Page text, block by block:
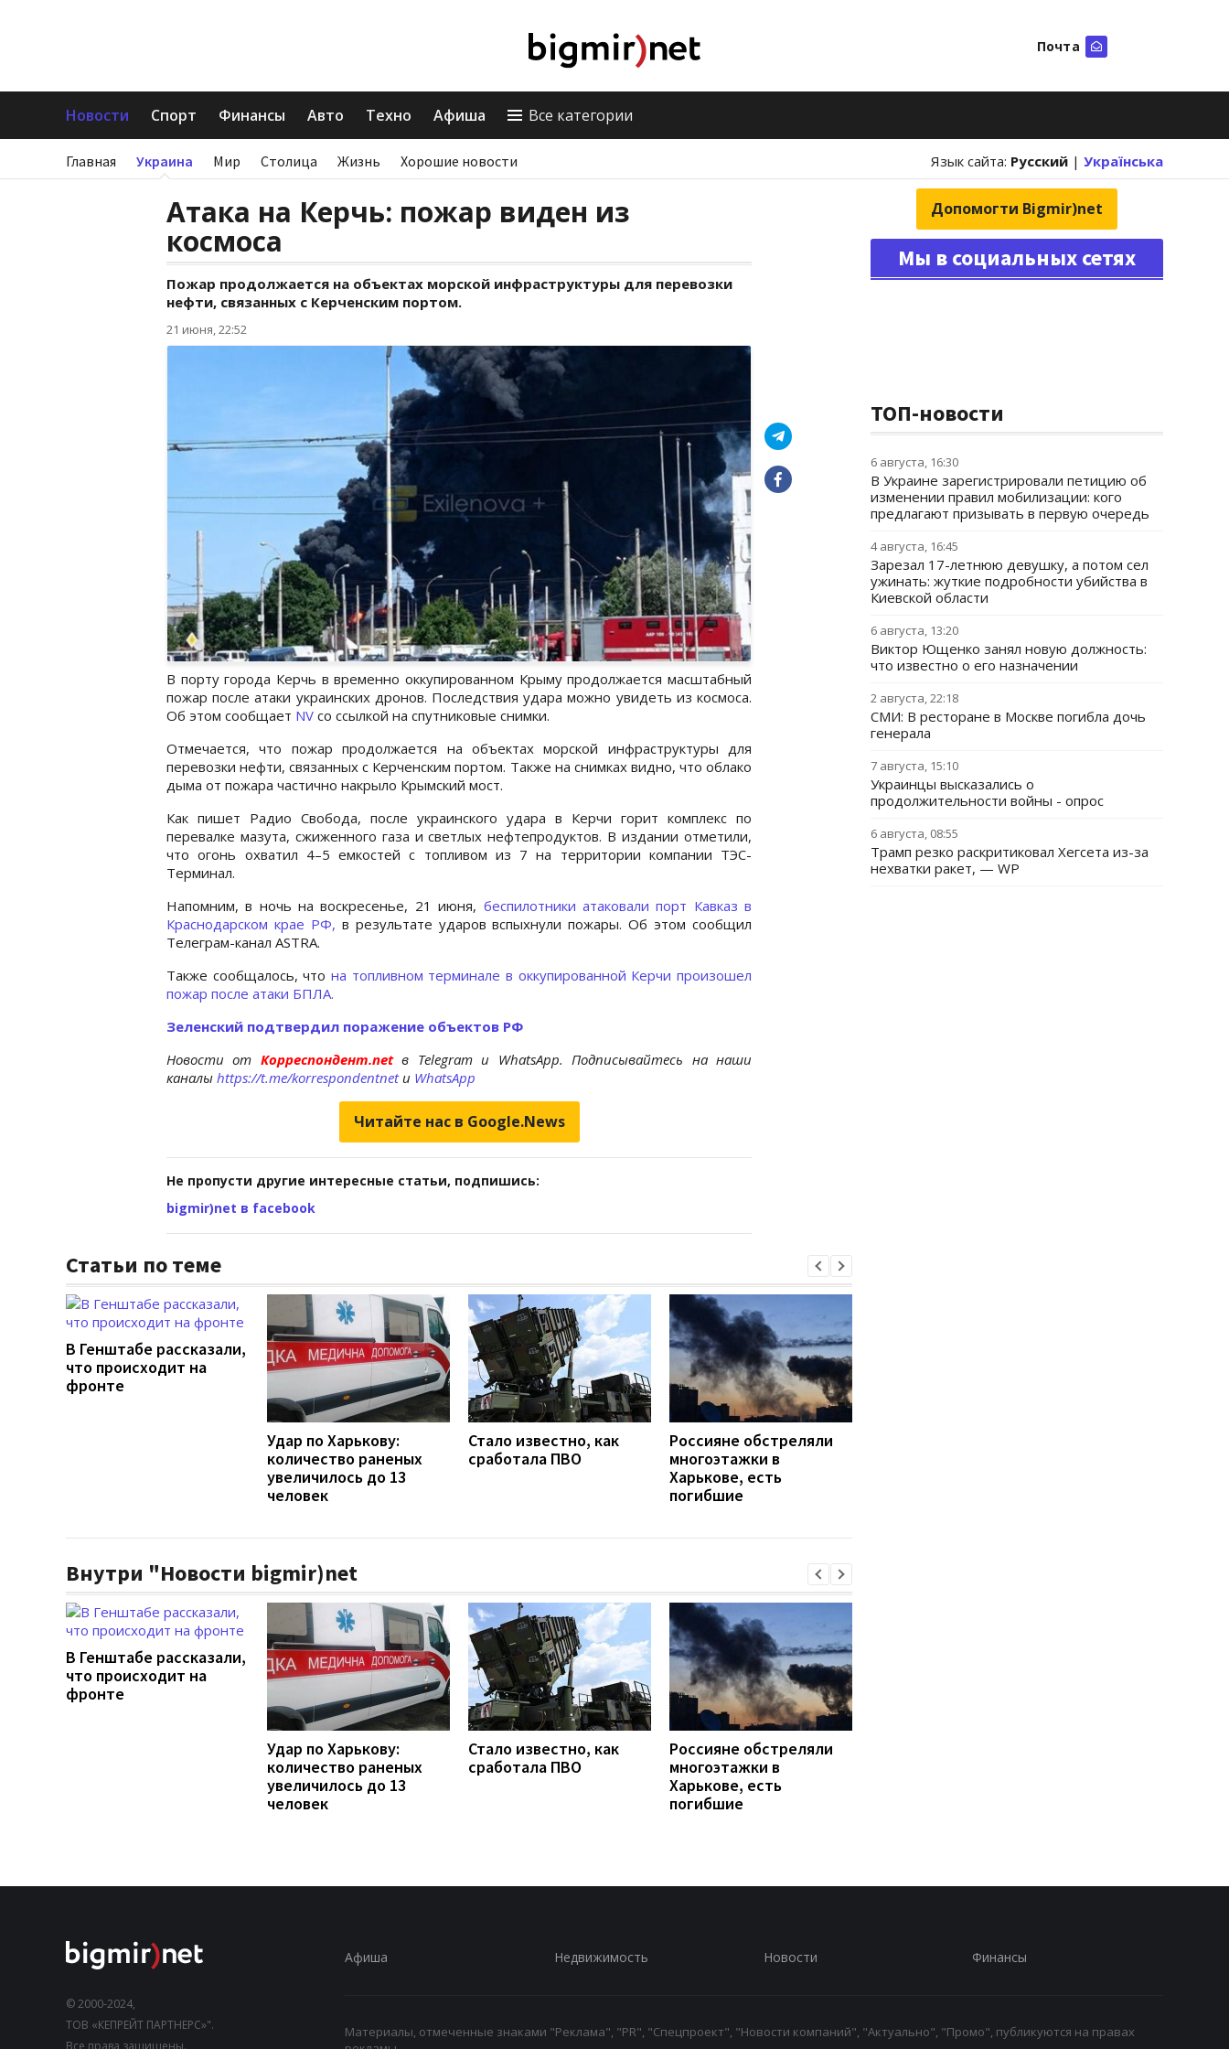
Почта
Новости Спорт Финансы Авто Техно Афиша Все категории
Главная Украина Мир Столица Жизнь Хорошие новости Язык сайта: Русский | Українська
Атака на Керчь: пожар виден из
космоса
Пожар продолжается на объектах морской инфраструктуры для перевозки
нефти, связанных с Керченским портом.
21 июня, 22:52
В порту города Керчь в временно оккупированном Крыму продолжается масштабный
пожар после атаки украинских дронов. Последствия удара можно увидеть из космоса.
Об этом сообщает NV со ссылкой на спутниковые снимки.
Отмечается, что пожар продолжается на объектах морской инфраструктуры для
перевозки нефти, связанных с Керченским портом. Также на снимках видно, что облако
дыма от пожара частично накрыло Крымский мост.
Как пишет Радио Свобода, после украинского удара в Керчи горит комплекс по
перевалке мазута, сжиженного газа и светлых нефтепродуктов. В издании отметили,
что огонь охватил 4–5 емкостей с топливом из 7 на территории компании ТЭС-
Терминал.
Напомним, в ночь на воскресенье, 21 июня, беспилотники атаковали порт Кавказ в
Краснодарском крае РФ, в результате ударов вспыхнули пожары. Об этом сообщил
Телеграм-канал ASTRA.
Также сообщалось, что на топливном терминале в оккупированной Керчи произошел
пожар после атаки БПЛА.
Зеленский подтвердил поражение объектов РФ
Новости от Корреспондент.netв Telegram и WhatsApp. Подписывайтесь на наши
каналы https://t.me/korrespondentnetи WhatsApp
Читайте нас в Google.News
Не пропусти другие интересные статьи, подпишись:
bigmir)net в facebook
Статьи по теме
В Генштабе рассказали,
что происходит на
фронте
Удар по Харькову:
количество раненых
увеличилось до 13
человек
Стало известно, как
сработала ПВО
Россияне обстреляли
многоэтажки в
Харькове, есть
погибшие
Внутри "Новости bigmir)net
В Генштабе рассказали,
что происходит на
фронте
Удар по Харькову:
количество раненых
увеличилось до 13
человек
Стало известно, как
сработала ПВО
Россияне обстреляли
многоэтажки в
Харькове, есть
погибшие
Допомогти Bigmir)net
Мы в социальных сетях
ТОП-новости
6 августа, 16:30
В Украине зарегистрировали петицию об
изменении правил мобилизации: кого
предлагают призывать в первую очередь
4 августа, 16:45
Зарезал 17-летнюю девушку, а потом сел
ужинать: жуткие подробности убийства в
Киевской области
6 августа, 13:20
Виктор Ющенко занял новую должность:
что известно о его назначении
2 августа, 22:18
СМИ: В ресторане в Москве погибла дочь
генерала
7 августа, 15:10
Украинцы высказались о
продолжительности войны - опрос
6 августа, 08:55
Трамп резко раскритиковал Хегсета из-за
нехватки ракет, — WP
© 2000-2024,
ТОВ «КЕПРЕЙТ ПАРТНЕРС»".
Все права защищены.
Афиша Недвижимость Новости Финансы
Материалы, отмеченные знаками "Реклама", "PR", "Спецпроект", "Новости компаний", "Актуально", "Промо", публикуются на правах